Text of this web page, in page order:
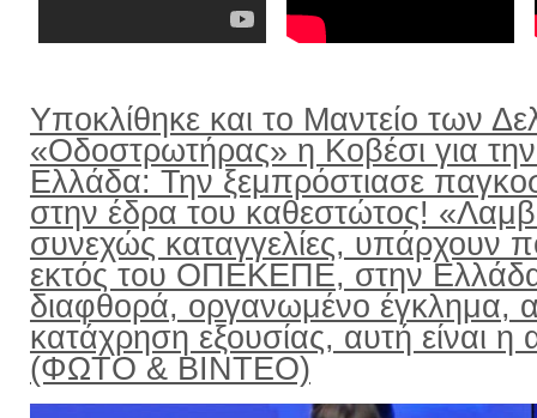
Υποκλίθηκε και το Μαντείο των
«Οδοστρωτήρας» η Κοβέσι για
Ελλάδα: Την ξεμπρόστιασε
στην έδρα του καθεστώτος!
συνεχώς καταγγελίες, υπάρχουν
εκτός του ΟΠΕΚΕΠΕ, στην
διαφθορά, οργανωμένο έγκλημα,
κατάχρηση εξουσίας, αυτή είναι η
(ΦΩΤΟ & ΒΙΝΤΕΟ)